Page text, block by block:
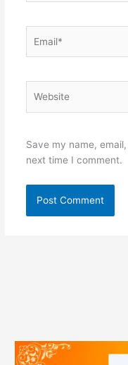
Save my name,
next time I comment.